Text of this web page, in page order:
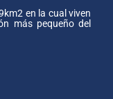
en la cual viven
más pequeño del